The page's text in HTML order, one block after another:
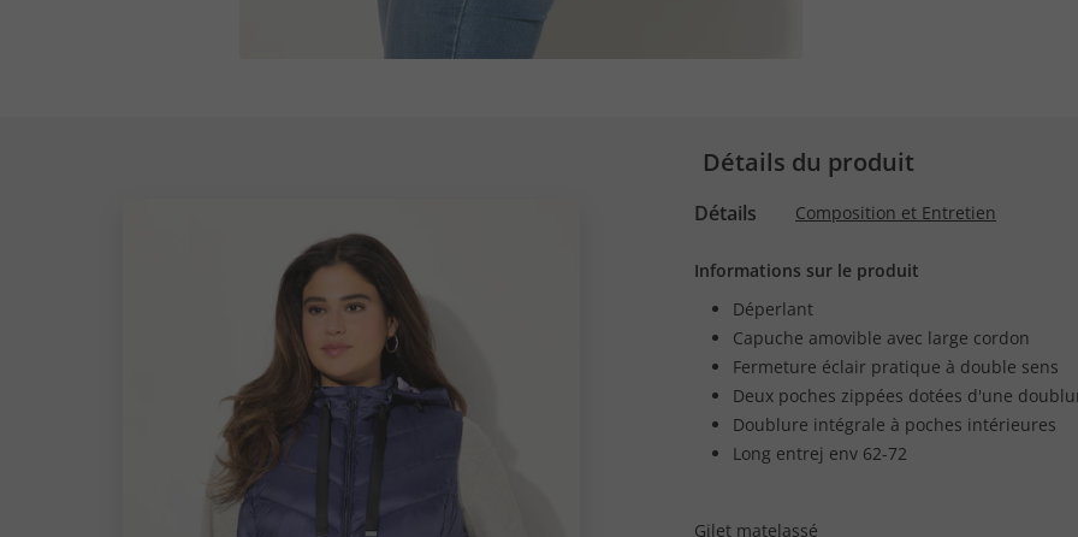
Détails du produit
Détails Composition et Entretien
Informations sur le produit
Déperlant
Capuche amovible avec large cordon
Fermeture éclair pratique à double sens
Deux poches zippées dotées d'une
Doublure intégrale à poches intérieures
Long entrej env 62-72
Gilet matelassé